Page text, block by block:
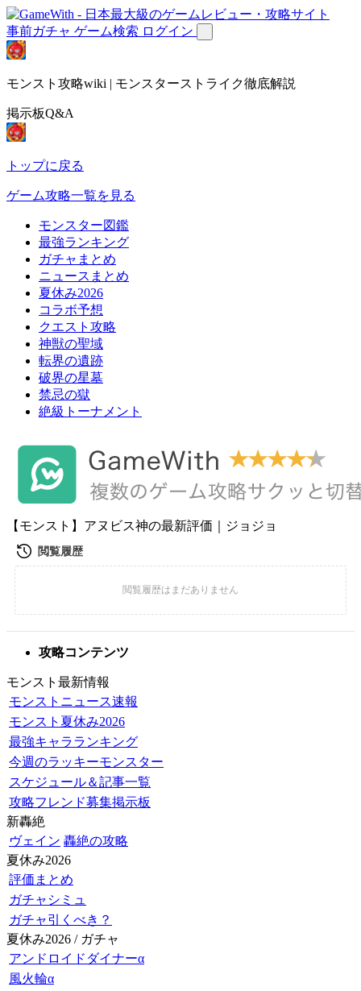
事前ガチャ ゲーム検索 ログイン
モンスト攻略wiki | モンスターストライク徹底解説
掲示板Q&A
トップに戻る
ゲーム攻略一覧を見る
モンスター図鑑
最強ランキング
ガチャまとめ
ニュースまとめ
夏休み2026
コラボ予想
クエスト攻略
神獣の聖域
転界の遺跡
破界の星墓
禁忌の獄
絶級トーナメント
【モンスト】アヌビス神の最新評価｜ジョジョ
攻略コンテンツ
モンスト最新情報
モンストニュース速報
モンスト夏休み2026
最強キャラランキング
今週のラッキーモンスター
スケジュール＆記事一覧
攻略フレンド募集掲示板
新轟絶
ヴェイン 轟絶の攻略
夏休み2026
評価まとめ
ガチャシミュ
ガチャ引くべき？
夏休み2026 / ガチャ
アンドロイドダイナーα
風火輪α